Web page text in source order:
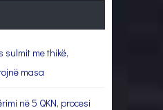
sulmit me thikë,
masa
në 5 QKN, procesi